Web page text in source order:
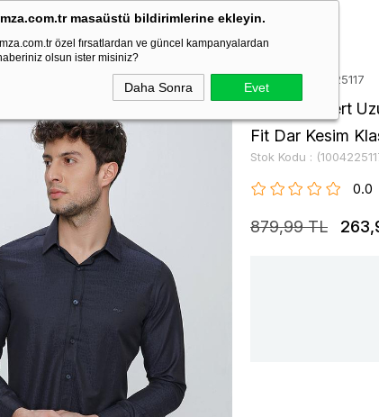
masaüstü bildirimlerine ekleyin.
özel fırsatlardan ve güncel kampanyalardan
olsun ister misiniz?
Daha Sonra Evet
Jakarlı Sert Yaka Slim Fit Dar Kesim Klasik Gömlek 1004225117
Koyu Lacivert
Fit Dar Kesim
Stok Kodu
0.0
879,99 TL